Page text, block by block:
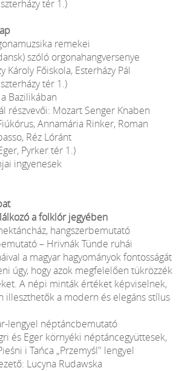
tér 1.)
remekei
szóló orgonahangversenye
Károly Főiskola, Esterházy Pál
tér 1.)
Bazilikában
részvevői: Mozart Senger Knaben
Annamária Rinker, Roman
Réz Lóránt
Pyrker tér 1.)
ingyenesek
a folklór jegyében
hangszerbemutató
– Hrivnák Tünde ruhái
a magyar hagyományok fontosságát
úgy, hogy azok megfelelően tükrözzék
A népi minták értéket képviselnek,
illeszthetők a modern és elegáns stílus
lengyel néptáncbemutató
és Eger környéki néptáncegyüttesek,
i Tańca „Przemyśl" lengyel
Lucyna Rudawska